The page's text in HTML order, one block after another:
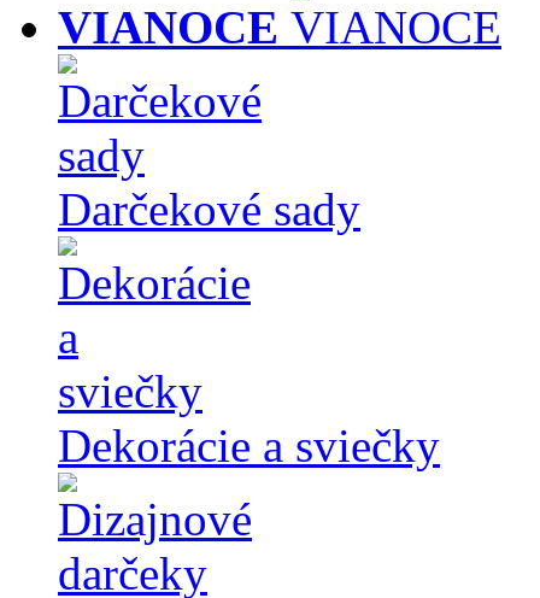
VIANOCE
Darčekové sady
Dekorácie a sviečky